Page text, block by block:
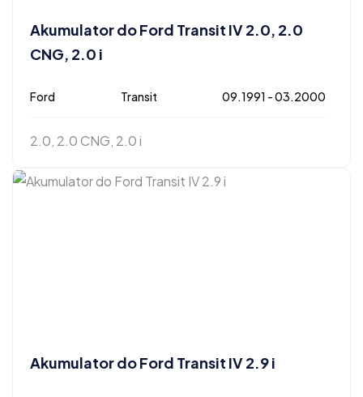
Akumulator do Ford Transit IV 2.0, 2.0
CNG, 2.0 i
Ford Transit 09.1991 - 03.2000
2.0, 2.0 CNG, 2.0 i
Akumulator do Ford Transit IV 2.9 i